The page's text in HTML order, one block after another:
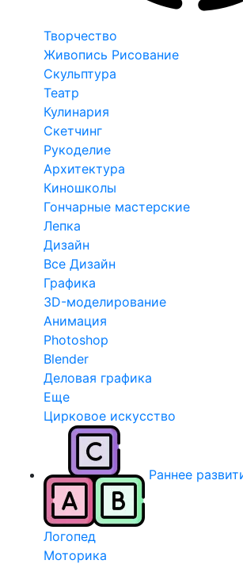
Творчество
Живопись Рисование
Скульптура
Театр
Кулинария
Скетчинг
Рукоделие
Архитектура
Киношколы
Гончарные мастерские
Лепка
Дизайн
Все Дизайн
Графика
3D-моделирование
Анимация
Photoshop
Blender
Деловая графика
Еще
Цирковое искусство
Раннее
Логопед
Моторика